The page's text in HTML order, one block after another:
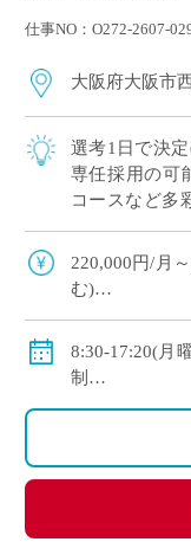
仕事NO：O272-2607-
大阪府大阪市
選考1日で決
専任採用の可
コースなど多
す ・新卒や
220,000円/月
む)
◇保険：私学
8:30-17:20(月
制
・土曜日、日